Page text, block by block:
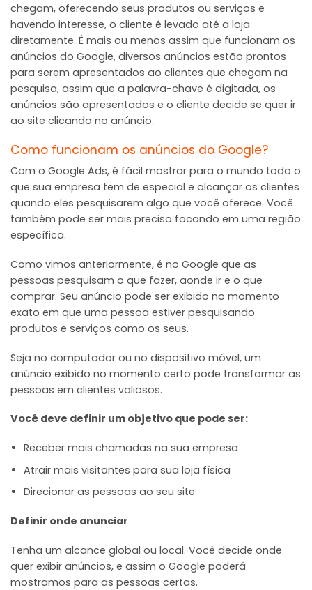
chegam, oferecendo seus produtos ou serviços e
havendo interesse, o cliente é levado até a loja
diretamente. É mais ou menos assim que funcionam os
anúncios do Google, diversos anúncios estão prontos
para serem apresentados ao clientes que chegam na
pesquisa, assim que a palavra-chave é digitada, os
anúncios são apresentados e o cliente decide se quer ir
ao site clicando no anúncio.
Como funcionam os anúncios do Google?
Com o Google Ads, é fácil mostrar para o mundo todo o
que sua empresa tem de especial e alcançar os clientes
quando eles pesquisarem algo que você oferece. Você
também pode ser mais preciso focando em uma região
específica.
Como vimos anteriormente, é no Google que as
pessoas pesquisam o que fazer, aonde ir e o que
comprar. Seu anúncio pode ser exibido no momento
exato em que uma pessoa estiver pesquisando
produtos e serviços como os seus.
Seja no computador ou no dispositivo móvel, um
anúncio exibido no momento certo pode transformar as
pessoas em clientes valiosos.
Você deve definir um objetivo que pode ser:
Receber mais chamadas na sua empresa
Atrair mais visitantes para sua loja física
Direcionar as pessoas ao seu site
Definir onde anunciar
Tenha um alcance global ou local. Você decide onde
quer exibir anúncios, e assim o Google poderá
mostramos para as pessoas certas.